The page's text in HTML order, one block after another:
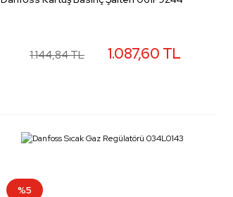
1.144,84 TL 1.087,60 TL
%5